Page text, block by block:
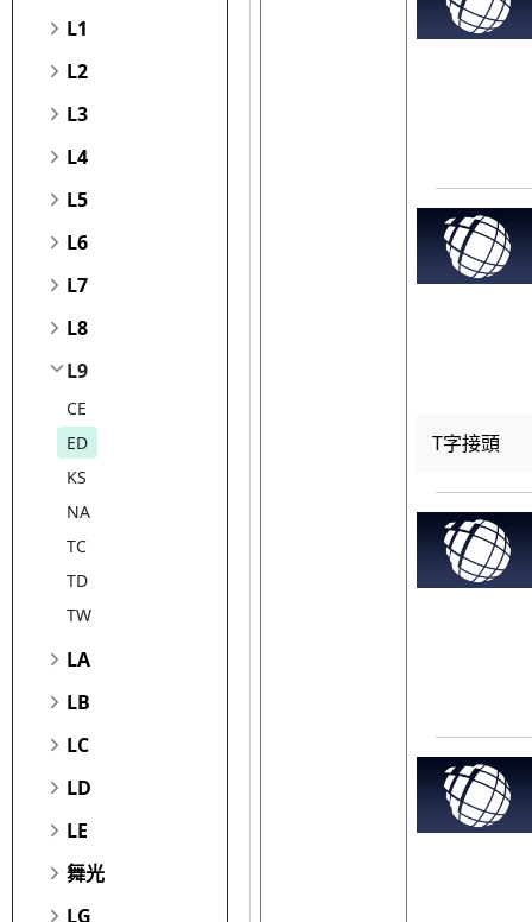
L1
L2
L3
L4
L5
L6
L7
L8
L9
CE
ED
KS
NA
TC
TD
TW
LA
LB
LC
LD
LE
舞光
LG
T字接頭